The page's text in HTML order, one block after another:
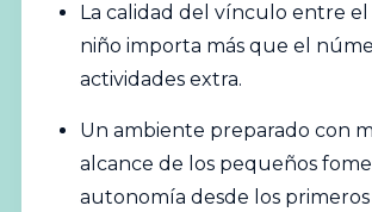
La calidad del vínculo entre el
niño importa más que el
actividades extra.
Un ambiente preparado con
alcance de los pequeños
autonomía desde los primeros